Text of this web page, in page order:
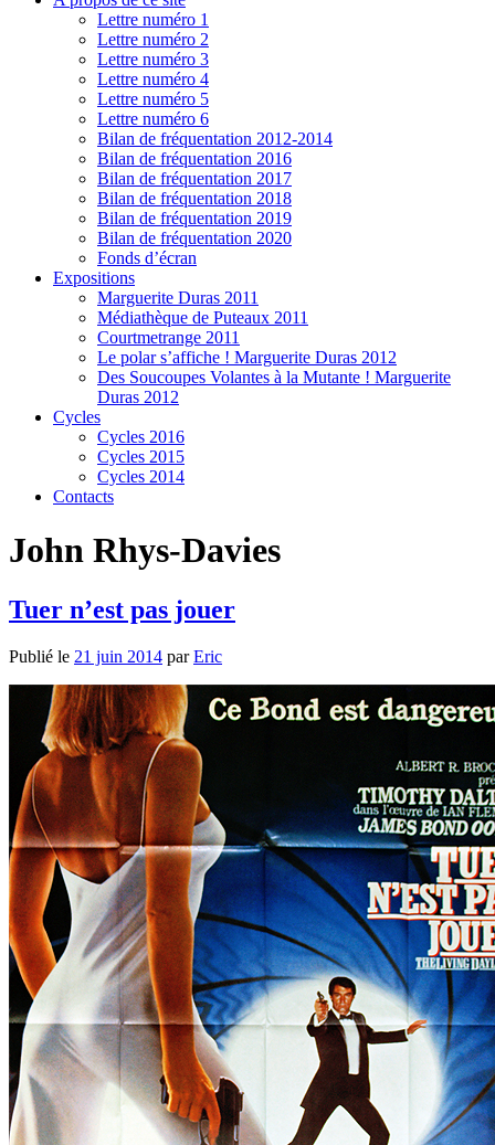
Lettre numéro 1
Lettre numéro 2
Lettre numéro 3
Lettre numéro 4
Lettre numéro 5
Lettre numéro 6
Bilan de fréquentation 2012-2014
Bilan de fréquentation 2016
Bilan de fréquentation 2017
Bilan de fréquentation 2018
Bilan de fréquentation 2019
Bilan de fréquentation 2020
Fonds d’écran
Expositions
Marguerite Duras 2011
Médiathèque de Puteaux 2011
Courtmetrange 2011
Le polar s’affiche ! Marguerite Duras 2012
Des Soucoupes Volantes à la Mutante ! Marguerite
Duras 2012
Cycles
Cycles 2016
Cycles 2015
Cycles 2014
Contacts
John Rhys-Davies
Tuer n’est pas jouer
Publié le 21 juin 2014 parEric